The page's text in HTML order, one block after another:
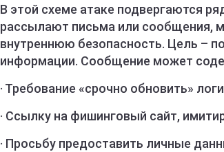
В этой схеме атаке подвергаются
рассылают письма или сообщения,
внутреннюю безопасность. Цель –
информации. Сообщение может
· Требование «срочно обновить»
· Ссылку на фишинговый сайт,
· Просьбу предоставить личные